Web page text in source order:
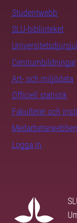
Studentwebb
SLU-biblioteket
Centrumbildningar
Art- och miljödata
Officiell statistik
Fakulteter och
Medarbetarwebben
Logga in